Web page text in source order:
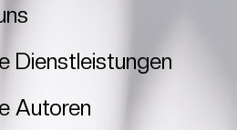
Dienstleistungen
Autoren